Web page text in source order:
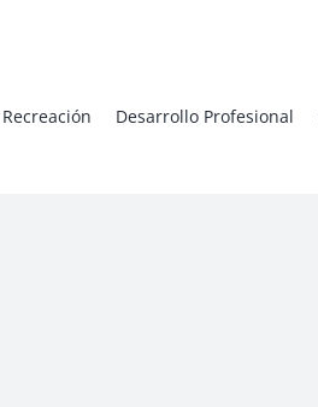
Desarrollo Profesional